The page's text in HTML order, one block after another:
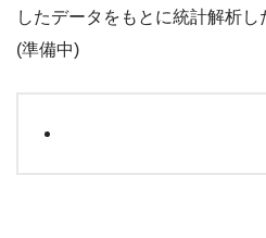
したデータをもとに統計解析し
(準備中)